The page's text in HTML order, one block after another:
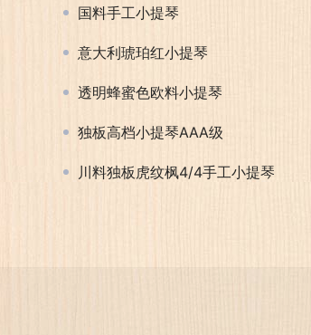
国料手工小提琴
意大利琥珀红小提琴
透明蜂蜜色欧料小提琴
独板高档小提琴AAA级
川料独板虎纹枫4/4手工小提琴